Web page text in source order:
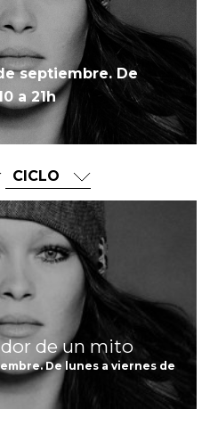
septiembre. De
a 21h
de un mito
De lunes a viernes de